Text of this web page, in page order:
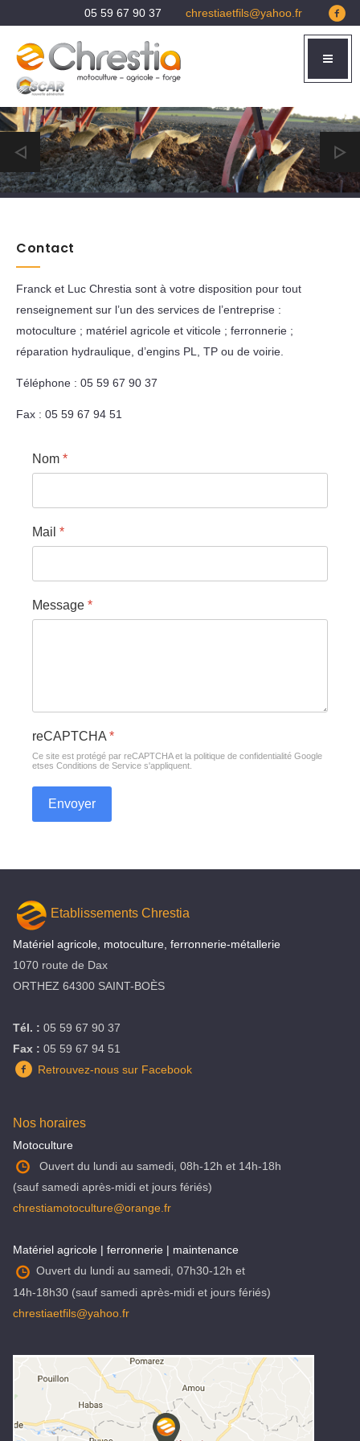
05 59 67 90 37 chrestiaetfils@yahoo.fr
Contact
Franck et Luc Chrestia sont à votre disposition pour tout
renseignement sur l’un des services de l’entreprise :
motoculture ; matériel agricole et viticole ; ferronnerie ;
réparation hydraulique, d’engins PL, TP ou de voirie.
Téléphone : 05 59 67 90 37
Fax : 05 59 67 94 51
Nom *
Mail *
Message *
reCAPTCHA *
Ce site est protégé par reCAPTCHA et la politique de confidentialité Google
etses Conditions de Service s'appliquent.
Envoyer
Etablissements Chrestia
Matériel agricole, motoculture, ferronnerie-métallerie
1070 route de Dax
ORTHEZ 64300 SAINT-BOÈS
Tél. : 05 59 67 90 37
Fax : 05 59 67 94 51
Retrouvez-nous sur Facebook
Nos horaires
Motoculture
Ouvert du lundi au samedi, 08h-12h et 14h-18h
(sauf samedi après-midi et jours fériés)
chrestiamotoculture@orange.fr
Matériel agricole | ferronnerie | maintenance
Ouvert du lundi au samedi, 07h30-12h et
14h-18h30 (sauf samedi après-midi et jours fériés)
chrestiaetfils@yahoo.fr